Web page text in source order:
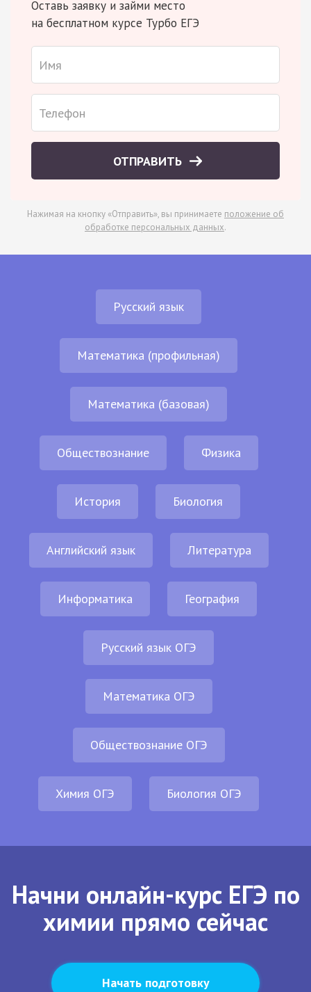
Оставь заявку и займи место
на бесплатном курсе Турбо ЕГЭ
ОТПРАВИТЬ
Нажимая на кнопку «Отправить», вы принимаете положение об
обработке персональных данных.
Русский язык
Математика (профильная)
Математика (базовая)
Обществознание Физика
История Биология
Английский язык Литература
Информатика География
Русский язык ОГЭ
Математика ОГЭ
Обществознание ОГЭ
Химия ОГЭ Биология ОГЭ
Начни онлайн-курс ЕГЭ по
химии прямо сейчас
Начать подготовку